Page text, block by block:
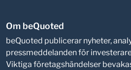
Om beQuoted
beQuoted publicerar nyheter,
pressmeddelanden för
Viktiga företagshändelser